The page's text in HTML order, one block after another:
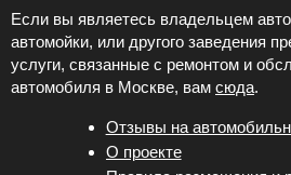
Если вы являетесь владельцем
автомойки, или другого заведения
услуги, связанные с ремонтом и
автомобиля в Москве, вам сюда.
Отзывы на